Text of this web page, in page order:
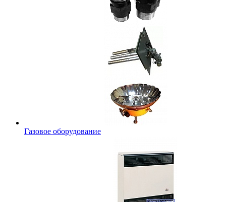
Газовое оборудование